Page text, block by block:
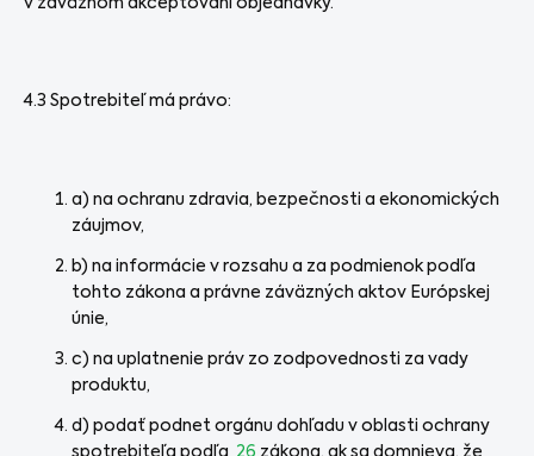
v záväznom akceptovaní objednávky.
4.3 Spotrebiteľ má právo:
a) na ochranu zdravia, bezpečnosti a ekonomických
záujmov,
b) na informácie v rozsahu a za podmienok podľa
tohto zákona a právne záväzných aktov Európskej
únie,
c) na uplatnenie práv zo zodpovednosti za vady
produktu,
d) podať podnet orgánu dohľadu v oblasti ochrany
spotrebiteľa podľa 26 zákona, ak sa domnieva, že